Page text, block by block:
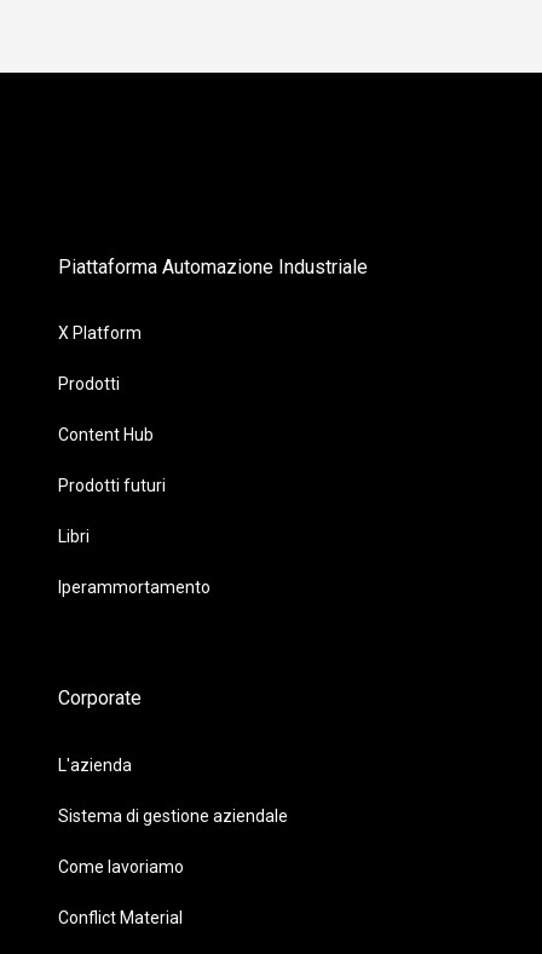
Piattaforma Automazione Industriale
X Platform
Prodotti
Content Hub
Prodotti futuri
Libri
Iperammortamento
Corporate
L'azienda
Sistema di gestione aziendale
Come lavoriamo
Conflict Material